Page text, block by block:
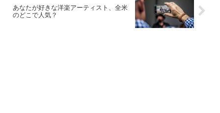
あなたが好きな洋楽アーティスト、全米
のどこで人気？